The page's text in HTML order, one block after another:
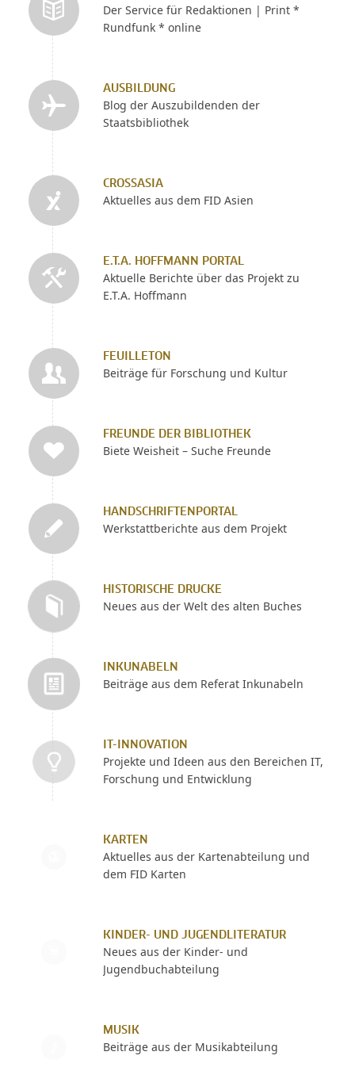
Der Service für Redaktionen | Print *
Rundfunk * online
AUSBILDUNG
Blog der Auszubildenden der
Staatsbibliothek
CROSSASIA
Aktuelles aus dem FID Asien
E.T.A. HOFFMANN PORTAL
Aktuelle Berichte über das Projekt zu
E.T.A. Hoffmann
FEUILLETON
Beiträge für Forschung und Kultur
FREUNDE DER BIBLIOTHEK
Biete Weisheit – Suche Freunde
HANDSCHRIFTENPORTAL
Werkstattberichte aus dem Projekt
HISTORISCHE DRUCKE
Neues aus der Welt des alten Buches
INKUNABELN
Beiträge aus dem Referat Inkunabeln
IT-INNOVATION
Projekte und Ideen aus den Bereichen IT,
Forschung und Entwicklung
KARTEN
Aktuelles aus der Kartenabteilung und
dem FID Karten
KINDER- UND JUGENDLITERATUR
Neues aus der Kinder- und
Jugendbuchabteilung
MUSIK
Beiträge aus der Musikabteilung